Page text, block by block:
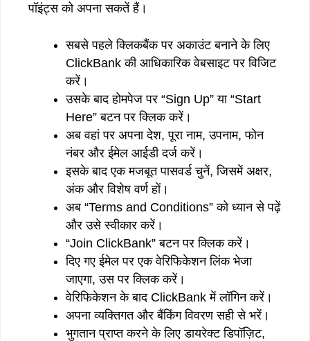
पॉइंट्स को अपना सकतें हैं।
सबसे पहले क्लिकबैंक पर अकाउंट बनाने के लिए
ClickBank की आधिकारिक वेबसाइट पर विजिट
करें।
उसके बाद होमपेज पर “Sign Up” या “Start
Here” बटन पर क्लिक करें।
अब वहां पर अपना देश, पूरा नाम, उपनाम, फोन
नंबर और ईमेल आईडी दर्ज करें।
इसके बाद एक मजबूत पासवर्ड चुनें, जिसमें अक्षर,
अंक और विशेष वर्ण हों।
अब “Terms and Conditions” को ध्यान से पढ़ें
और उसे स्वीकार करें।
“Join ClickBank” बटन पर क्लिक करें।
दिए गए ईमेल पर एक वेरिफिकेशन लिंक भेजा
जाएगा, उस पर क्लिक करें।
वेरिफिकेशन के बाद ClickBank में लॉगिन करें।
अपना व्यक्तिगत और बैंकिंग विवरण सही से भरें।
भुगतान प्राप्त करने के लिए डायरेक्ट डिपॉज़िट,